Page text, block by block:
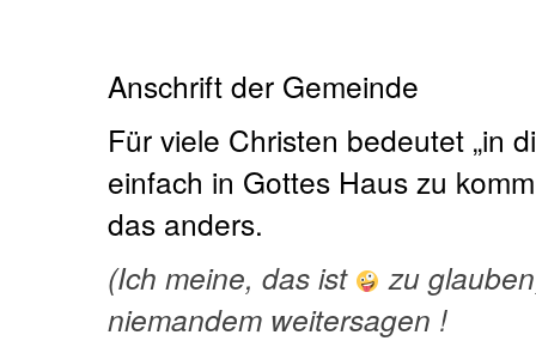
Anschrift der Gemeinde
Für viele Christen bedeutet „in
einfach in Gottes Haus zu
das anders.
(Ich meine, das ist
zu
niemandem weitersagen !